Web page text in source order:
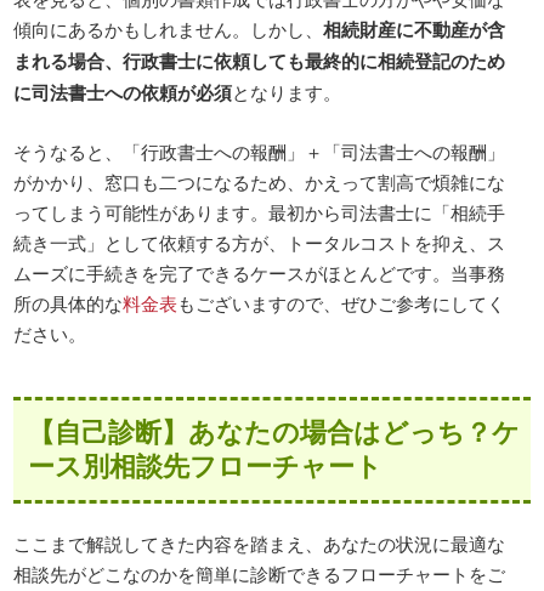
傾向にあるかもしれません。しかし、相続財産に不動産が含
まれる場合、行政書士に依頼しても最終的に相続登記のため
に司法書士への依頼が必須となります。
そうなると、「行政書士への報酬」＋「司法書士への報酬」
がかかり、窓口も二つになるため、かえって割高で煩雑にな
ってしまう可能性があります。最初から司法書士に「相続手
続き一式」として依頼する方が、トータルコストを抑え、ス
ムーズに手続きを完了できるケースがほとんどです。当事務
所の具体的な料金表もございますので、ぜひご参考にしてく
ださい。
【自己診断】あなたの場合はどっち？ケ
ース別相談先フローチャート
ここまで解説してきた内容を踏まえ、あなたの状況に最適な
相談先がどこなのかを簡単に診断できるフローチャートをご